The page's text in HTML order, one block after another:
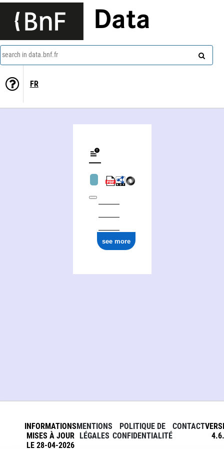
Data
search in data.bnf.fr
FR
see more
INFORMATIONS
MISES À JOUR
LE 28-04-2026
MENTIONS
LÉGALES
POLITIQUE DE
CONFIDENTIALITÉ
CONTACT